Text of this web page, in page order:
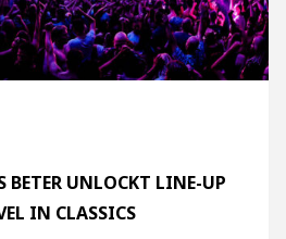
BETER UNLOCKT LINE-UP
IN CLASSICS